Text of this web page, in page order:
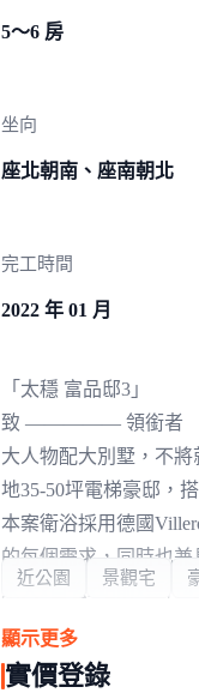
5～6 房
坐向
座北朝南、座南朝北
完工時間
2022 年 01 月
「太穩 富品邸3」
致 ————— 領銜者
大人物配大別墅，不
地35-50坪電梯豪邸，
本案衛浴採用德國
的每個需求，同時也
永大x自強x站前x鹽
更多自我，讓地段成為
近公園 景觀宅
顯示更多
實價登錄